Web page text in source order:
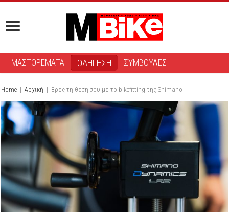
ΜΑΣΤΟΡΕΜΑΤΑ ΟΔΗΓΗΣΗ ΣΥΜΒΟΥΛΕΣ
Home | Αρχική | Βρες τη θέση σου με το bikefitting της Shimano